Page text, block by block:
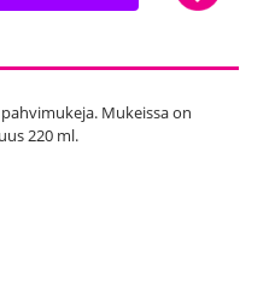
Mukeissa on
220 ml.